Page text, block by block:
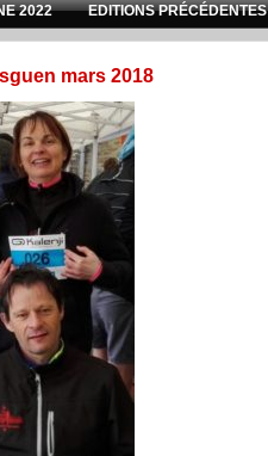
2022 EDITIONS PRÉCÉDENTES
mars 2018